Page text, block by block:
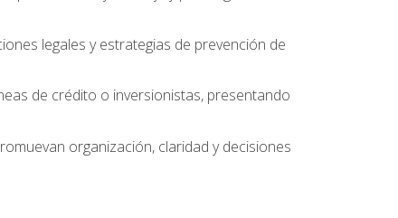
legales y estrategias de prevención de
de crédito o inversionistas, presentando
organización, claridad y decisiones